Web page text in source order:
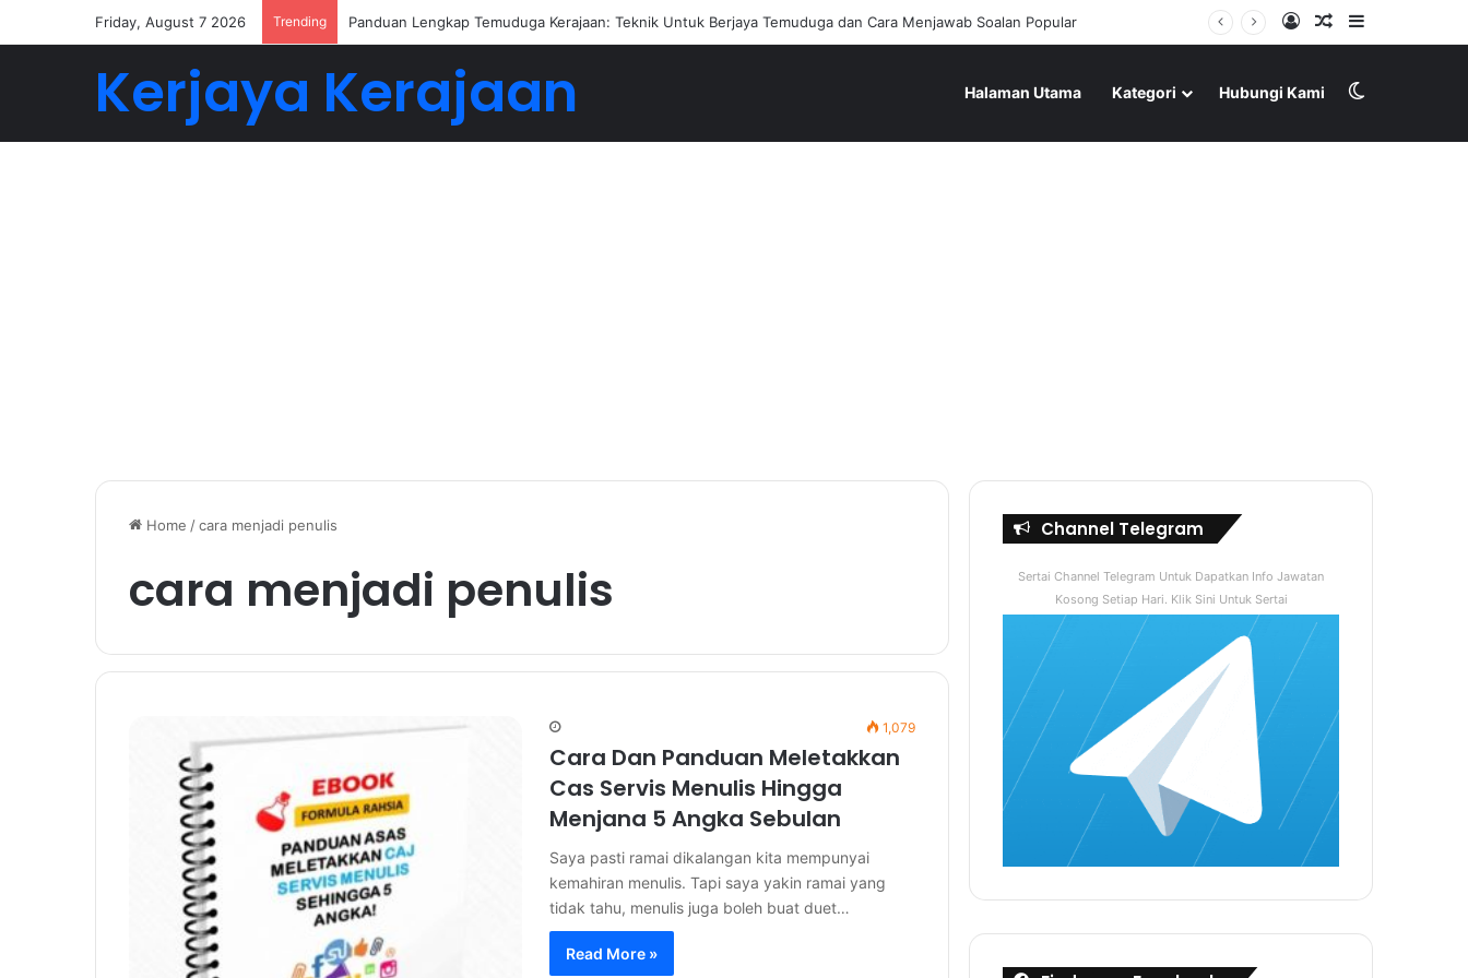
Friday, August 7 2026 Trending Panduan Lengkap Temuduga Kerajaan: Teknik Untuk Berjaya Temuduga dan Cara Menjawab Soalan Popular Log InRandom Article
Kerjaya Kerajaan Halaman Utama Kategori Hubungi Kami
Home /cara menjadi penulis
cara menjadi penulis
1,079
Cara Dan Panduan Meletakkan
Cas Servis Menulis Hingga
Menjana 5 Angka Sebulan
Saya pasti ramai dikalangan kita mempunyai
kemahiran menulis. Tapi saya yakin ramai yang
tidak tahu, menulis juga boleh buat duet…
Read More »
Channel Telegram
Sertai Channel Telegram Untuk Dapatkan Info Jawatan
Kosong Setiap Hari. Klik Sini Untuk Sertai